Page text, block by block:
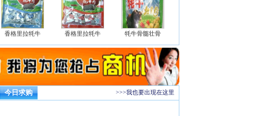
香格里拉牦牛 香格里拉牦牛 牦牛骨髓壮骨
今日求购 >>>我也要出现在这里